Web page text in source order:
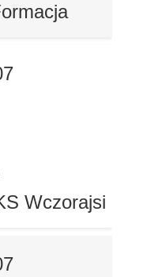
Wczorajsi